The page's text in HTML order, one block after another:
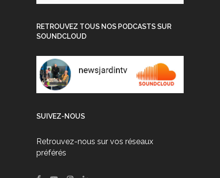
RETROUVEZ TOUS NOS PODCASTS SUR
SOUNDCLOUD
SUIVEZ-NOUS
Retrouvez-nous sur vos réseaux
préférés